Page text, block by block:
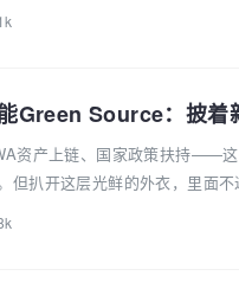
资产上链、国家政策扶持——
但扒开这层光鲜的外衣，里面